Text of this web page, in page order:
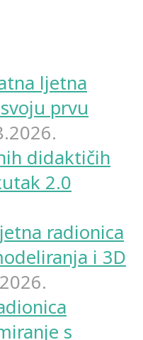
ljetna
prvu
didaktičih
2.0
radionica
i 3D
s